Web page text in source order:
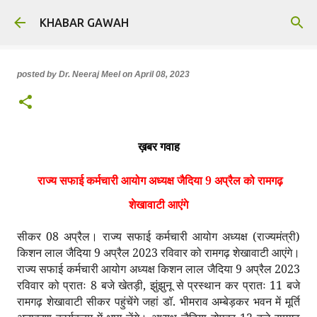
Skip to main content
KHABAR GAWAH
posted by Dr. Neeraj Meel on April 08, 2023
ख़बर गवाह
राज्य सफाई कर्मचारी आयोग अध्यक्ष जैदिया 9 अप्रैल को रामगढ़
शेखावाटी आएंगे
सीकर 08 अप्रैल। राज्य सफाई कर्मचारी आयोग अध्यक्ष (राज्यमंत्री)
किशन लाल जैदिया 9 अप्रैल 2023 रविवार को रामगढ़ शेखावाटी आएंगे।
राज्य सफाई कर्मचारी आयोग अध्यक्ष किशन लाल जैदिया 9 अप्रैल 2023
रविवार को प्रातः 8 बजे खेतड़ी, झुंझुनू से प्रस्थान कर प्रातः 11 बजे
रामगढ़ शेखावाटी सीकर पहुंचेंगे जहां डॉ. भीमराव अम्बेड़कर भवन में मूर्ति